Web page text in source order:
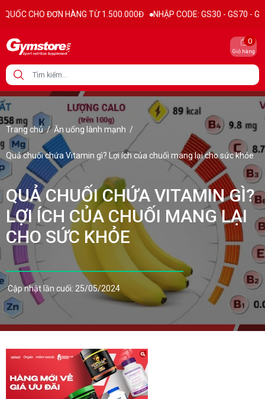
ĐƠN HÀNG TỪ 1.500.000Đ NHẬP CODE: GS30 - GS70 - GS100
Giỏ hàng
0
Trang chủ/Ăn uống lành mạnh /
Quả chuối chứa Vitamin gì? Lợi ích của chuối mang lại cho sức khỏe
QUẢ CHUỐI CHỨA VITAMIN GÌ?
LỢI ÍCH CỦA CHUỐI MANG LẠI
CHO SỨC KHỎE
Cập nhật lần cuối: 25/05/2024